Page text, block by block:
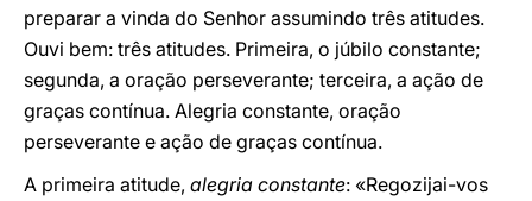
preparar a vinda do Senhor assumindo três atitudes.
Ouvi bem: três atitudes. Primeira, o júbilo constante;
segunda, a oração perseverante; terceira, a ação de
graças contínua. Alegria constante, oração
perseverante e ação de graças contínua.
A primeira atitude, alegria constante: «Regozijai-vos